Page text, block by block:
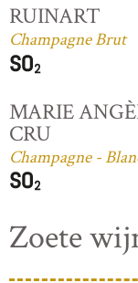
RUINART
Champagne Brut
MARIE
CRU
Champagne -
Zoete